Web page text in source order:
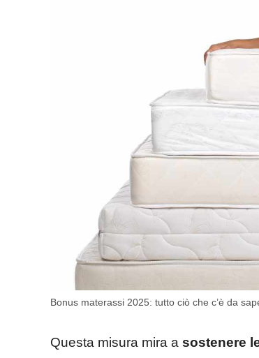
Bonus materassi 2025: tutto ciò che c’è da
Questa misura mira a sostenere